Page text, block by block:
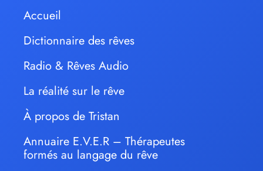
Accueil
Dictionnaire des rêves
Radio & Rêves Audio
La réalité sur le rêve
À propos de Tristan
Annuaire E.V.E.R – Thérapeutes
formés au langage du rêve